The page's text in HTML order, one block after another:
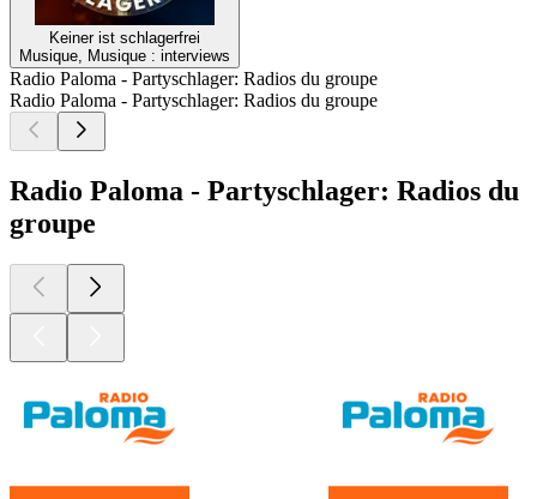
Keiner ist schlagerfrei
Musique, Musique : interviews
Radio Paloma - Partyschlager: Radios du groupe
Radio Paloma - Partyschlager: Radios du groupe
Radio Paloma - Partyschlager: Radios du
groupe